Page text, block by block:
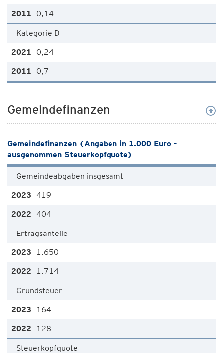
0,14
Kategorie D
0,24
0,7
Gemeindefinanzen
Gemeindefinanzen (Angaben in 1.000 Euro -
ausgenommen Steuerkopfquote)
Gemeindeabgaben insgesamt
419
404
Ertragsanteile
1.650
1.714
Grundsteuer
164
128
Steuerkopfquote